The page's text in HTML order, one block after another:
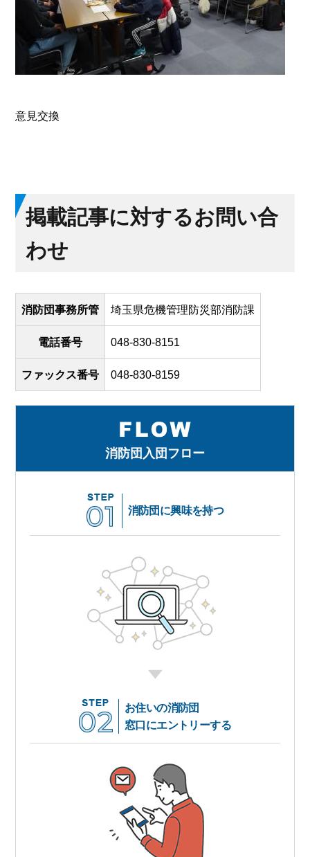
意見交換
掲載記事に対するお問い合
わせ
消防団事務所管 埼玉県危機管理防災部消防課
電話番号 048-830-8151
ファックス番号 048-830-8159
消防団入団フロー
消防団に興味を持つ
お住いの消防団
窓口にエントリーする